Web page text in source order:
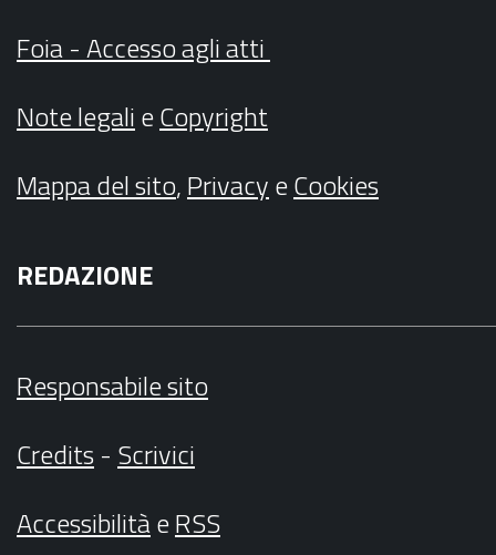
Foia - Accesso agli atti
Note legalieCopyright
Mappa del sito,PrivacyeCookies
REDAZIONE
Responsabile sito
Credits- Scrivici
AccessibilitàeRSS